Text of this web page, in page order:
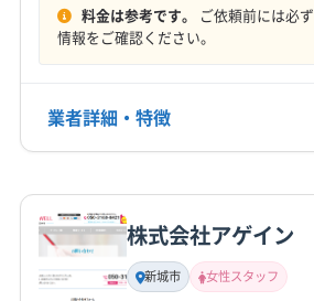
料金は参考です。 ご依頼前には必ず
情報をご確認ください。
業者詳細・特徴
基本情報
代表者名
筧隆則
株式会社アゲイン
新城市 女性スタッフ